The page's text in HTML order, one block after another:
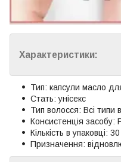
Характеристики:
Тип: капсули масло
Стать: унісекс
Тип волосся: Всі типи
Консистенція засобу:
Кількість в упаковці:
Призначення: